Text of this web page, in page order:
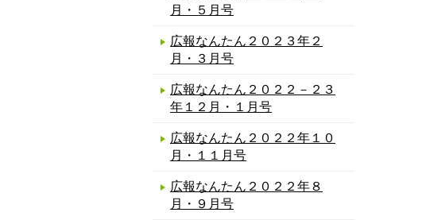
月・５月号
広報なんたん２０２３年２
月・３月号
広報なんたん２０２２－２３
年１２月・１月号
広報なんたん２０２２年１０
月・１１月号
広報なんたん２０２２年８
月・９月号